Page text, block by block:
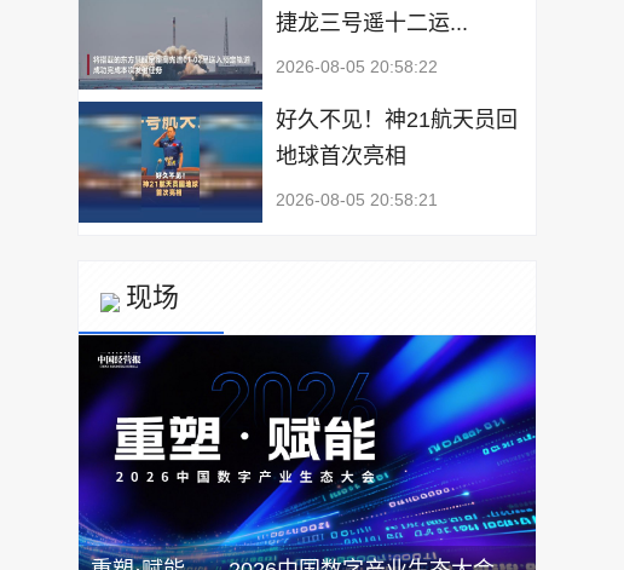
捷龙三号遥十二运...
2026-08-05 20:58:22
好久不见！神21航天员回
地球首次亮相
2026-08-05 20:58:21
现场